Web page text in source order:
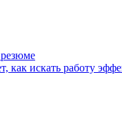
как искать работу